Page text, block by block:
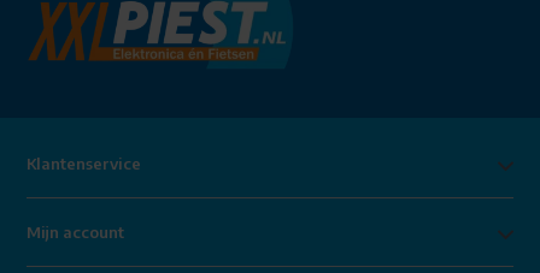
Klantenservice
Mijn account